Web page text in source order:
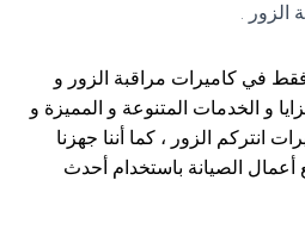
الزور .
في كاميرات مراقبة الزور و
و الخدمات المتنوعة و المميزة و
انتركم الزور ، كما أننا جهزنا
الصيانة باستخدام أحدث